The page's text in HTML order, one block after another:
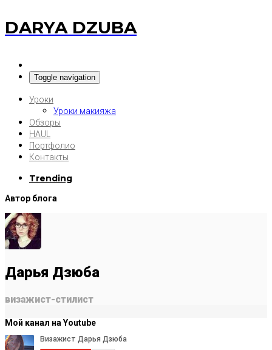
DARYA DZUBA
Toggle navigation
Уроки
Уроки макияжа
Обзоры
HAUL
Портфолио
Контакты
Trending
Автор блога
Дарья Дзюба
визажист-стилист
Мой канал на Youtube